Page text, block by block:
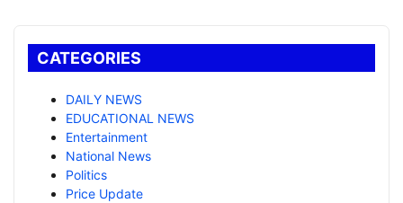
CATEGORIES
DAILY NEWS
EDUCATIONAL NEWS
Entertainment
National News
Politics
Price Update